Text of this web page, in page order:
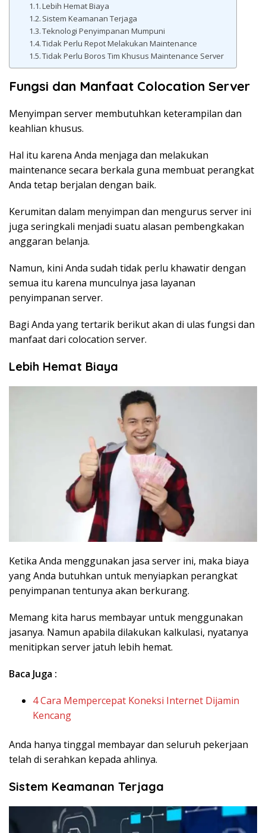
Lebih Hemat Biaya
Sistem Keamanan Terjaga
Teknologi Penyimpanan Mumpuni
Tidak Perlu Repot Melakukan Maintenance
Tidak Perlu Boros Tim Khusus Maintenance Server
Fungsi dan Manfaat Colocation Server
Menyimpan server membutuhkan keterampilan dan
keahlian khusus.
Hal itu karena Anda menjaga dan melakukan
maintenance secara berkala guna membuat perangkat
Anda tetap berjalan dengan baik.
Kerumitan dalam menyimpan dan mengurus server ini
juga seringkali menjadi suatu alasan pembengkakan
anggaran belanja.
Namun, kini Anda sudah tidak perlu khawatir dengan
semua itu karena munculnya jasa layanan
penyimpanan server.
Bagi Anda yang tertarik berikut akan di ulas fungsi dan
manfaat dari colocation server.
Lebih Hemat Biaya
Ketika Anda menggunakan jasa server ini, maka biaya
yang Anda butuhkan untuk menyiapkan perangkat
penyimpanan tentunya akan berkurang.
Memang kita harus membayar untuk menggunakan
jasanya. Namun apabila dilakukan kalkulasi, nyatanya
menitipkan server jatuh lebih hemat.
Baca Juga :
4 Cara Mempercepat Koneksi Internet Dijamin
Kencang
Anda hanya tinggal membayar dan seluruh pekerjaan
telah di serahkan kepada ahlinya.
Sistem Keamanan Terjaga